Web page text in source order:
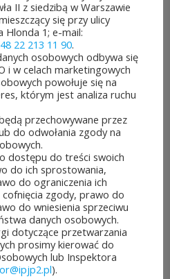
zł! Mieszkańcy
mazowieckiego
MISTRZOSTWA POLSKI
SZACHACH
lipca 2026 r. w
w
II z siedzibą w Warszawie
się przy ulicy
Hlonda 1; e-mail:
22 213 11 90.
osobowych odbywa się
i w celach marketingowych
powołuje się na
którym jest analiza ruchu
przechowywane przez
do odwołania zgody na
dostępu do treści swoich
do ich sprostowania,
do ograniczenia ich
zgody, prawo do
do wniesienia sprzeciwu
danych osobowych.
dotyczące przetwarzania
prosimy kierować do
lub Inspektora
).